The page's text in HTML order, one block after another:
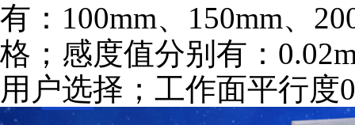
有：100mm、150mm、
格；感度值分别有：
用户选择；工作面平行度